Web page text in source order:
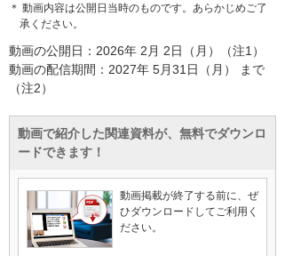
＊ 動画内容は公開日当時のものです。あらかじめご了
承ください。
動画の公開日：2026年 2月 2日（月）（注1）
動画の配信期間：2027年 5月31日（月） まで
（注2）
動画で紹介した関連資料が、無料でダウンロ
ードできます！
動画掲載が終了する前に、ぜ
ひダウンロードしてご利用く
ださい。